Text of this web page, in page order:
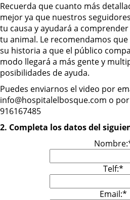
Recuerda que cuanto más
mejor ya que nuestros
tu causa y ayudará a
tu animal. Le recomendamos
su historia a que el público
modo llegará a más gente y
posibilidades de ayuda.
Puedes enviarnos el video por
info@hospitalelbosque.com o
916167485
2. Completa los datos del
Telf:*
Email:*